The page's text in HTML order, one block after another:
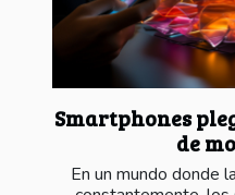
Smartphones
de
En un mundo donde